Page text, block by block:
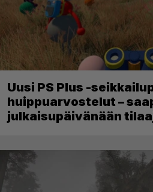
Uusi PS Plus -
huippuarvostelut –
julkaisupäivänään